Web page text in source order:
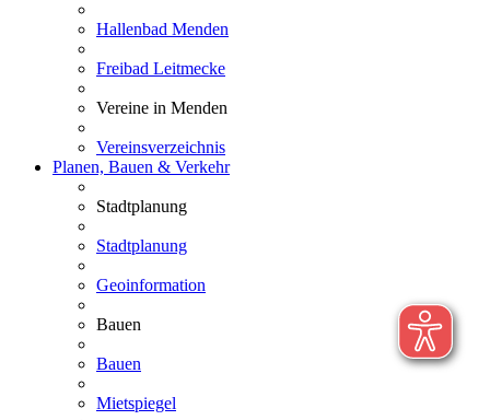
Hallenbad Menden
Freibad Leitmecke
Vereine in Menden
Vereinsverzeichnis
Planen, Bauen & Verkehr
Stadtplanung
Stadtplanung
Geoinformation
Bauen
Bauen
Mietspiegel